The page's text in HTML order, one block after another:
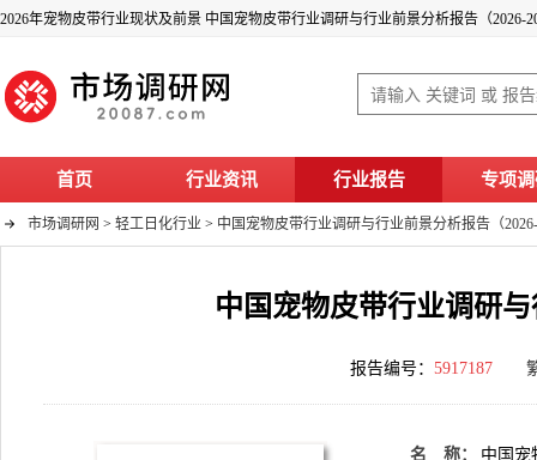
2026年宠物皮带行业现状及前景 中国宠物皮带行业调研与行业前景分析报告（2026-
首页 行业资讯 行业报告 专项
市场调研网 > 轻工日化行业 > 中国宠物皮带行业调研与行业前景分析报告（
中国宠物皮带行业调研
报告编号： 5917187
名 称： 中国宠